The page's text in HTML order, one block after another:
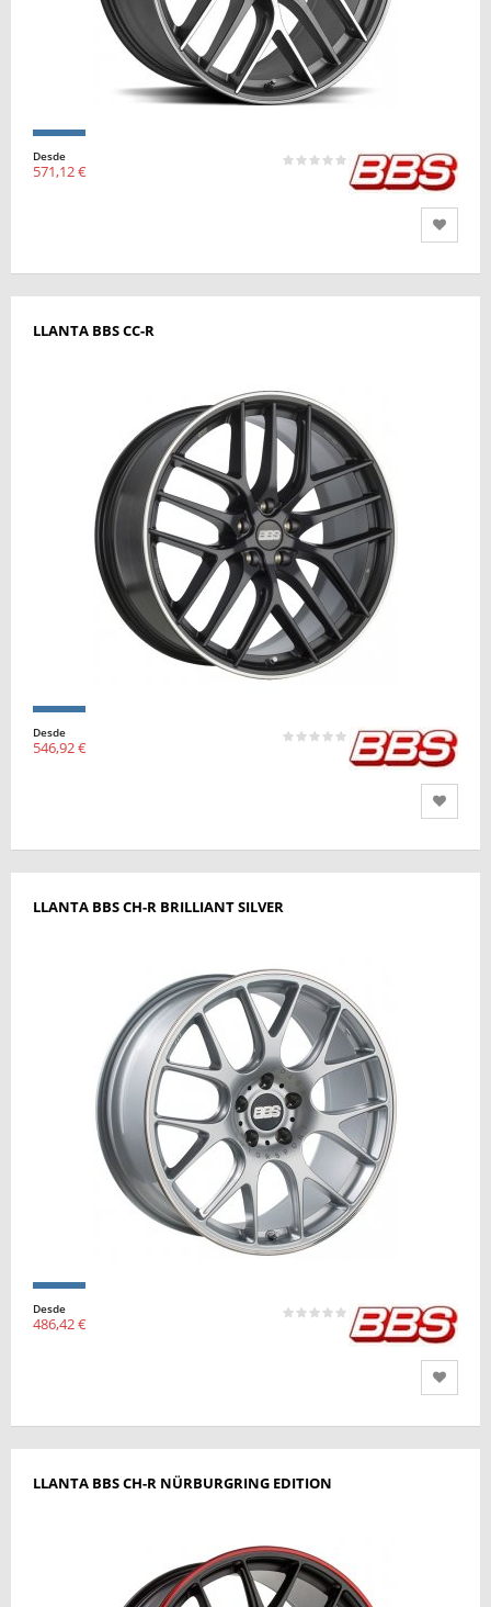
Desde
571,12 €
LLANTA BBS CC-R
Desde
546,92 €
LLANTA BBS CH-R BRILLIANT SILVER
Desde
486,42 €
LLANTA BBS CH-R NÜRBURGRING EDITION